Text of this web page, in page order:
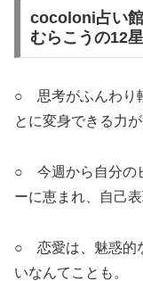
cocoloni占い
むらこうの12
○ 思考がふんわり
とに変身できる力
○ 今週から自分の
ーに恵まれ、自己
○ 恋愛は、魅惑的
いなんてことも。